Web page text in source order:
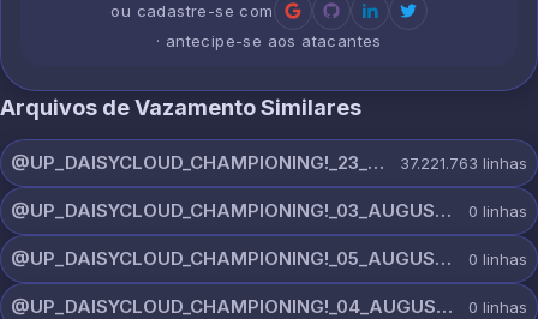
ou cadastre-se com
· antecipe-se aos atacantes
Arquivos de Vazamento Similares
@UP_DAISYCLOUD_CHAMPIONING!_23_JULY_5300_ON_CHANNEL.rar 37.221.763 linhas
@UP_DAISYCLOUD_CHAMPIONING!_03_AUGUST_7865_ON_CHANNEL.rar 0 linhas
@UP_DAISYCLOUD_CHAMPIONING!_05_AUGUST_6961_ON_CHANNEL.rar 0 linhas
@UP_DAISYCLOUD_CHAMPIONING!_04_AUGUST_6420_ON_CHANNEL.rar 0 linhas